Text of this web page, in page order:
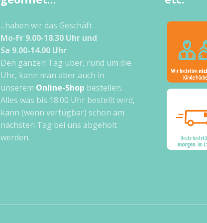
...haben wir das Geschäft
Mo-Fr 9.00-18.30 Uhr und
Sa 9.00-14.00 Uhr
Den ganzen Tag über, rund um die
Uhr, kann man aber auch in
unserem Online-Shop bestellen.
Alles was bis 18.00 Uhr bestellt wird,
kann (wenn verfügbar) schon am
nächsten Tag bei uns abgeholt
werden.